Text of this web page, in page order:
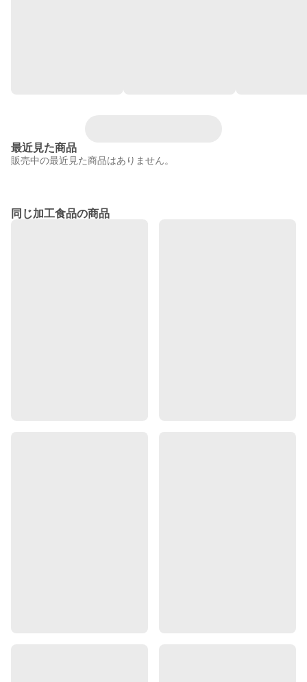
最近見た商品
販売中の最近見た商品はありません。
同じ加工食品の商品